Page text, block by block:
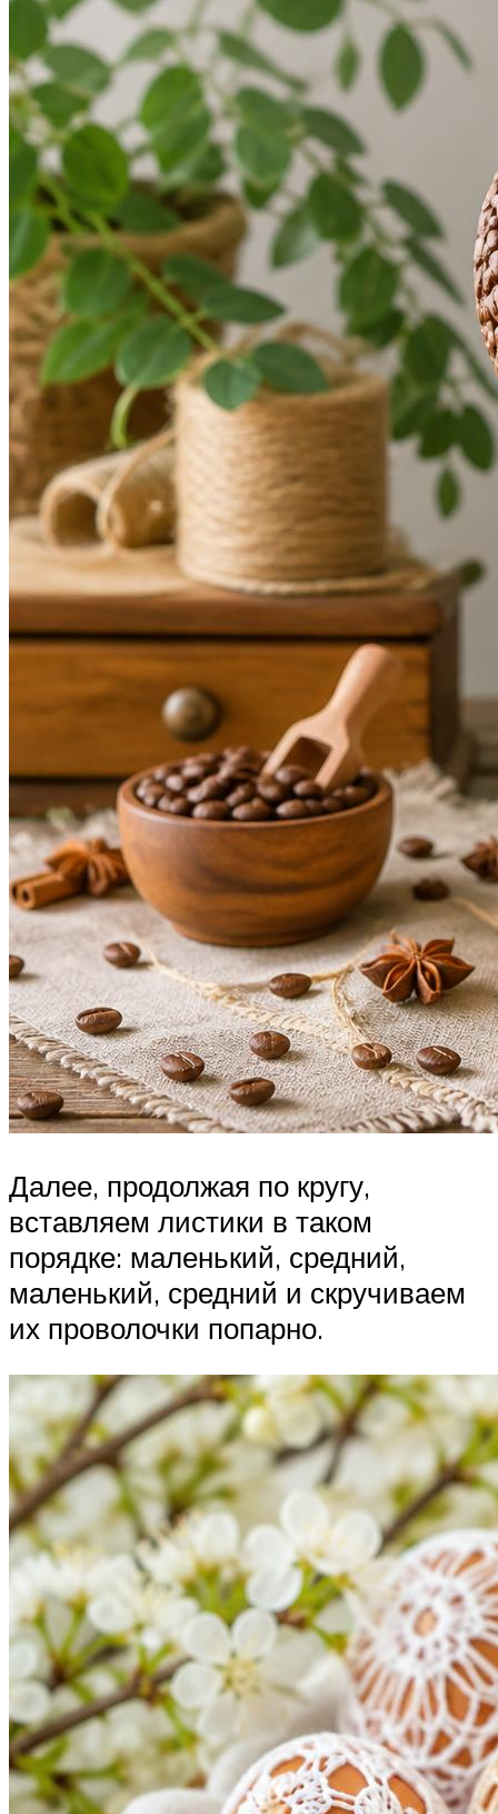
Далее, продолжая по кругу,
вставляем листики в таком
порядке: маленький, средний,
маленький, средний и скручиваем
их проволочки попарно.